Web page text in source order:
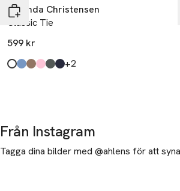
Amanda Christensen
Classic Tie
599 kr
Produkten finns i färgerna:
White,
Sky Blue,
Beige,
Pink,
Olive,
Navy, +2
Från Instagram
Tagga dina bilder med @ahlens för att